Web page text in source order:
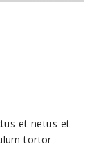
et netus et
tortor